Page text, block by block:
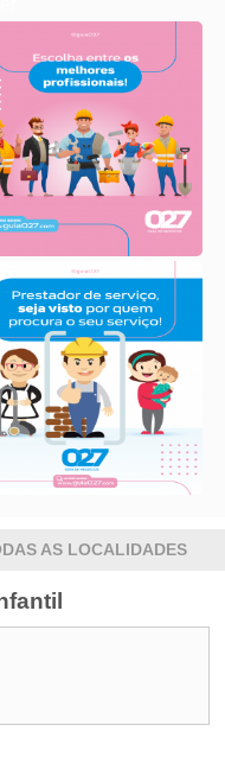
AS LOCALIDADES